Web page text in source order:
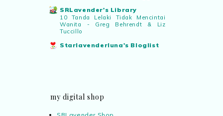
SRLavender's Library
10 Tanda Lelaki Tidak Mencintai
Wanita - Greg Behrendt & Liz
Tuccillo
Starlavenderluna's Bloglist
my digital shop